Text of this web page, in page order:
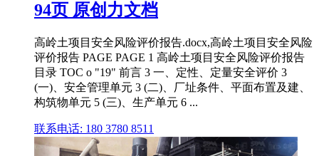
94页 原创力文档
高岭土项目安全风险评价报告.docx,高岭土项目安全风险
评价报告 PAGE PAGE 1 高岭土项目安全风险评价报告
目录 TOC o "19" 前言 3 一、定性、定量安全评价 3
(一)、安全管理单元 3 (二)、厂址条件、平面布置及建、
构筑物单元 5 (三)、生产单元 6 ...
联系电话: 180 3780 8511